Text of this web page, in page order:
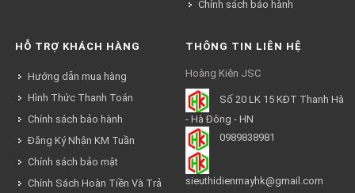
Chính sách bảo hành
HỖ TRỢ KHÁCH HÀNG
Hướng dẫn mua hàng
Hình Thức Thanh Toán
Chính sách bảo hành
Đăng Ký Nhận KM Tuần
Chính sách bảo mật
Chính Sách Hoàn Tiền Và Trả
THÔNG TIN LIÊN HỆ
Hoàng Kiên JSC
Số 20 LK 15 KĐT Thanh Hà
- Hà Đông - HN
0989838981
sieuthidienmayhk@gmail.com